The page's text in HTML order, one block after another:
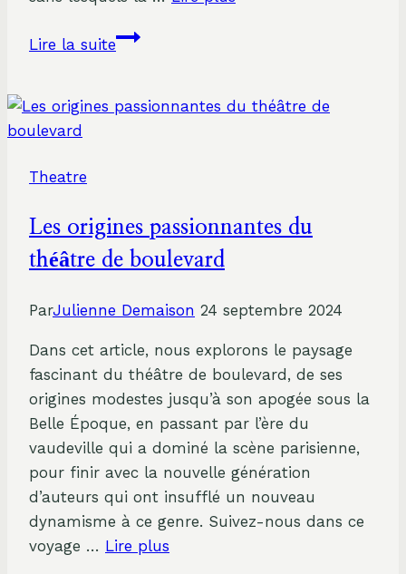
Lire la suiteExploration
métiers
Theatre
Les origines passionnantes du
théâtre de boulevard
ParJulienne Demaison 24 septembre 2024
Dans cet article, nous explorons le paysage
fascinant du théâtre de boulevard, de ses
origines modestes jusqu’à son apogée sous la
Belle Époque, en passant par l’ère du
vaudeville qui a dominé la scène parisienne,
pour finir avec la nouvelle génération
d’auteurs qui ont insufflé un nouveau
dynamisme à ce genre. Suivez-nous dans ce
voyage … Lire plus